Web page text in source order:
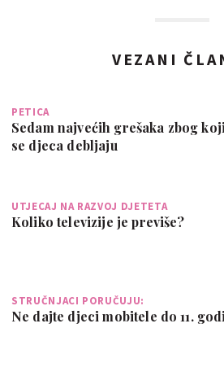
VEZANI
PETICA
Sedam najvećih grešaka zbog
se djeca debljaju
UTJECAJ NA RAZVOJ DJETETA
Koliko televizije je previše?
STRUČNJACI PORUČUJU:
Ne dajte djeci mobitele do 11.